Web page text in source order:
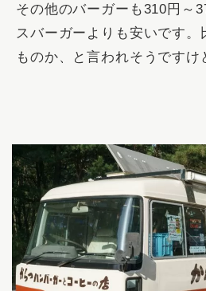
その他のバーガーも310円～
スバーガーよりも安いです。
ものか、と言われそうですけ